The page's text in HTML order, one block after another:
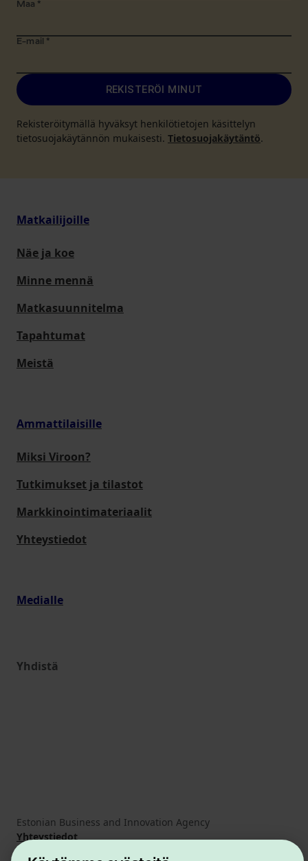
Maa *
E-mail *
REKISTERÖI MINUT
Rekisteröitymällä hyväksyt henkilötietojen käsittelyn
tietosuojakäytännön mukaisesti. Tietosuojakäytäntö.
Matkailijoille
Näe ja koe
Minne mennä
Matkasuunnitelma
Tapahtumat
Meistä
Ammattilaisille
Miksi Viroon?
Tutkimukset ja tilastot
Markkinointimateriaalit
Yhteystiedot
Medialle
Yhdistä
Estonian Business and Innovation Agency
Yhteystiedot
Yhteistyökumppanit